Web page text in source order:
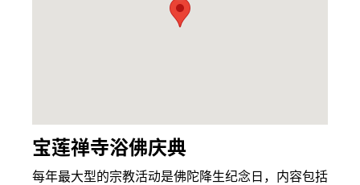
宝莲禅寺浴佛庆典
每年最大型的宗教活动是佛陀降生纪念日，内容包括